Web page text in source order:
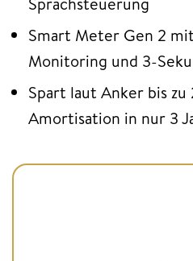
Smart Meter Gen 2
Monitoring und 3-
Spart laut Anker bis
Amortisation in nur 3